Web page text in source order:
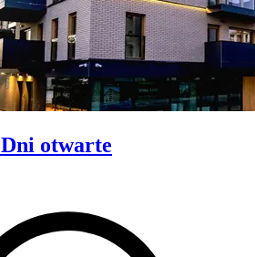
Dni otwarte